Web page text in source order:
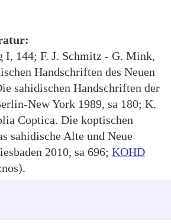
I, 144; F. J. Schmitz - G. Mink,
Handschriften des Neuen
sahidischen Handschriften der
New York 1989, sa 180; K.
Coptica. Die koptischen
sahidische Alte und Neue
2010, sa 696; KOHD